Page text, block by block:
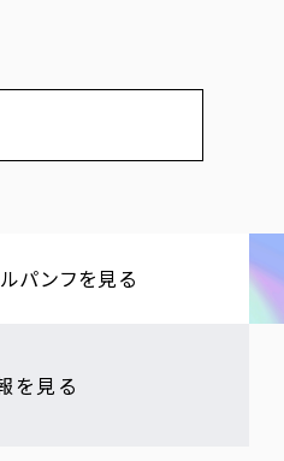
パンフを​見る​
を見る